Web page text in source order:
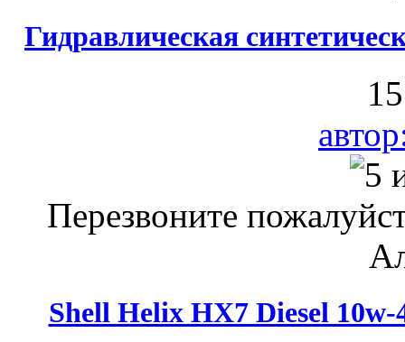
Гидравлическая
Перезвоните
Shell Helix HX7 Diesel 10w-